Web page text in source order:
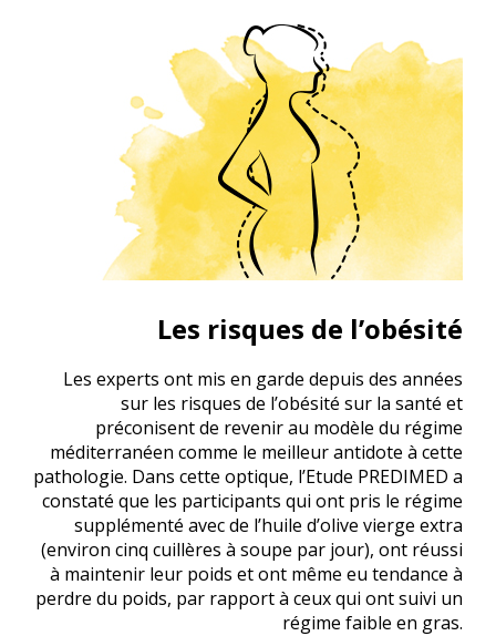
Les risques de l’obésité
Les experts ont mis en garde depuis des années
sur les risques de l’obésité sur la santé et
préconisent de revenir au modèle du régime
méditerranéen comme le meilleur antidote à cette
pathologie. Dans cette optique, l’Etude PREDIMED a
constaté que les participants qui ont pris le régime
supplémenté avec de l’huile d’olive vierge extra
(environ cinq cuillères à soupe par jour), ont réussi
à maintenir leur poids et ont même eu tendance à
perdre du poids, par rapport à ceux qui ont suivi un
régime faible en gras.